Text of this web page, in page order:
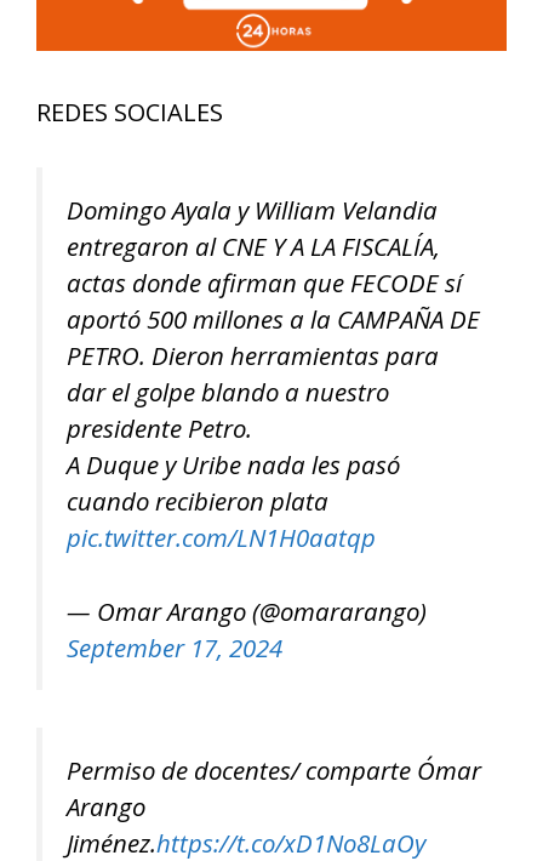
REDES SOCIALES
Domingo Ayala y William Velandia
entregaron al CNE Y A LA FISCALÍA,
actas donde afirman que FECODE sí
aportó 500 millones a la CAMPAÑA DE
PETRO. Dieron herramientas para
dar el golpe blando a nuestro
presidente Petro.
A Duque y Uribe nada les pasó
cuando recibieron plata
pic.twitter.com/LN1H0aatqp
— Omar Arango (@omararango)
September 17, 2024
Permiso de docentes/ comparte Ómar
Arango
Jiménez.https://t.co/xD1No8LaOy